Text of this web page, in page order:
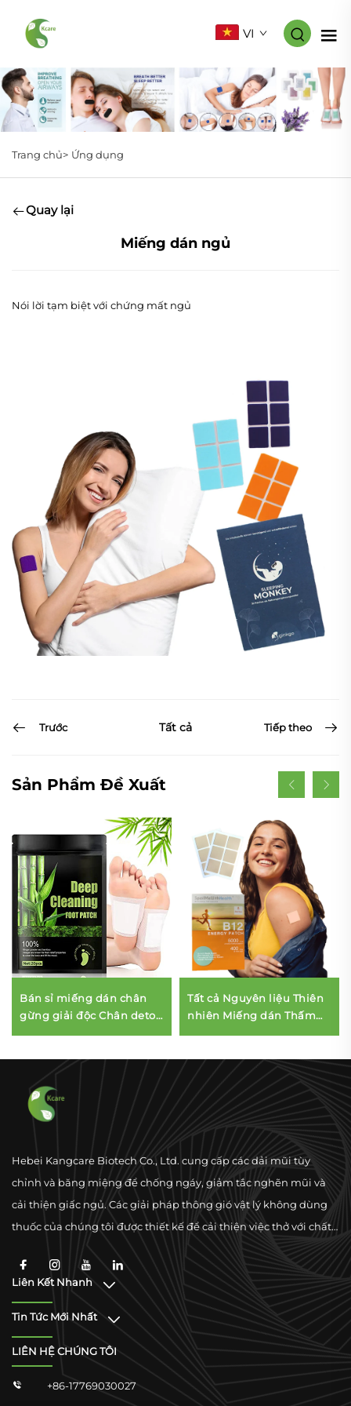
VI
Trang chủ> Ứng dụng
Quay lại
Miếng dán ngủ
Nói lời tạm biệt với chứng mất ngủ
Trước Tất cả Tiếp theo
Sản Phẩm Đề Xuất
Bán sỉ miếng dán chân
gừng giải độc Chân detox
Tất cả Nguyên liệu Thiên
nhiên Miếng dán Thấm
Hebei Kangcare Biotech Co., Ltd. cung cấp các dải mũi tùy
chỉnh và băng miệng để chống ngáy, giảm tắc nghẽn mũi và
cải thiện giấc ngủ. Các giải pháp thông gió vật lý không dùng
thuốc của chúng tôi được thiết kế để cải thiện việc thở với chất
Liên Kết Nhanh
Tin Tức Mới Nhất
LIÊN HỆ CHÚNG TÔI
 +86-17769030027